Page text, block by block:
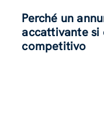
Perché un
accattivante si
competitivo